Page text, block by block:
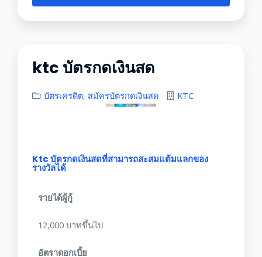
ktc บัตรกดเงินสด
บัตรเครดิต, สมัครบัตรกดเงินสด KTC
Ktc บัตรกดเงินสดที่สามารถสะสมแต้มแลกของ
รางวัลได้
รายได้ผู้กู้
12,000 บาทขึ้นไป
อัตราดอกเบี้ย